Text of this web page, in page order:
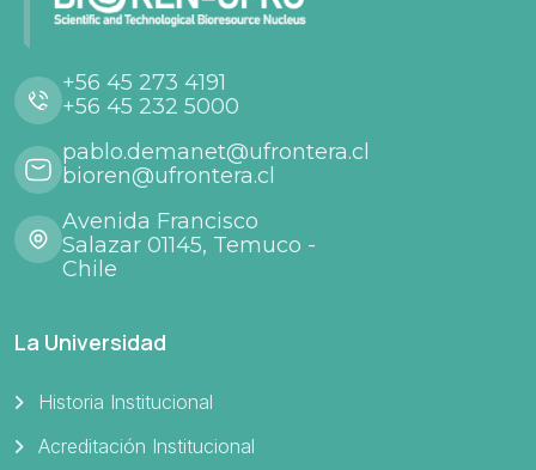
+56 45 273 4191
+56 45 232 5000
pablo.demanet@ufrontera.cl
bioren@ufrontera.cl
Avenida Francisco
Salazar 01145, Temuco -
Chile
La Universidad
Historia Institucional
Acreditación Institucional